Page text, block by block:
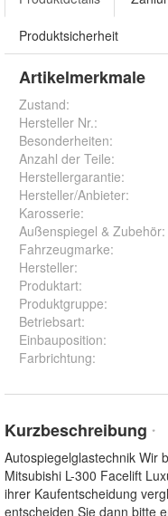
Produktsicherheit
Artikelmerkmale
Zustand:
Hersteller Nr.:
Besonderheiten:
Anzahl der Teile:
Herstellergarantie:
Hersteller/Anbieter:
Karosserie:
Außenspiegel & Zubehör:
Fahrzeugmarke:
Hersteller:
Produktart:
Produktgruppe:
Betriebsart:
Einbauposition:
Farbrichtung:
Kurzbeschreibung *
Autospiegelglastechnik Wir
Mitsubishi L-300 Facelift
ihrer Kaufentscheidung
entscheiden Sie dann bitte